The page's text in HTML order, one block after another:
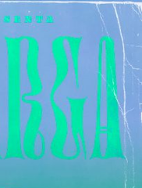
Manny en el LLauca
Mi Chiquita
Aguanta